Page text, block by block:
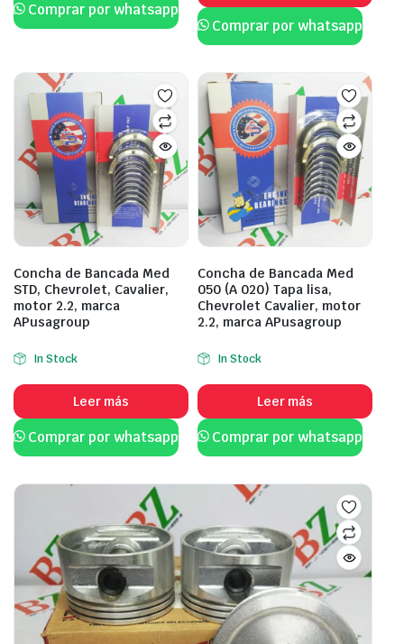
Comprar por whatsapp
Comprar por whatsapp
Concha de Bancada Med
STD, Chevrolet, Cavalier,
motor 2.2, marca
APusagroup
In Stock
Leer más
Comprar por whatsapp
Concha de Bancada Med
050 (A 020) Tapa lisa,
Chevrolet Cavalier, motor
2.2, marca APusagroup
In Stock
Leer más
Comprar por whatsapp